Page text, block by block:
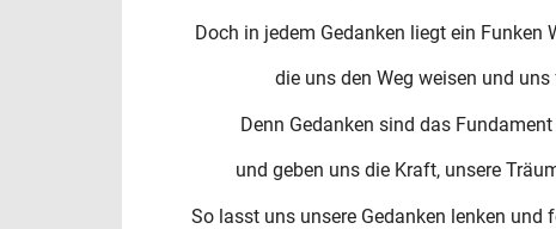
Doch in jedem Gedanken liegt ein Funken
die uns den Weg weisen und
Denn Gedanken sind das
und geben uns die Kraft, unsere
So lasst uns unsere Gedanken lenken und